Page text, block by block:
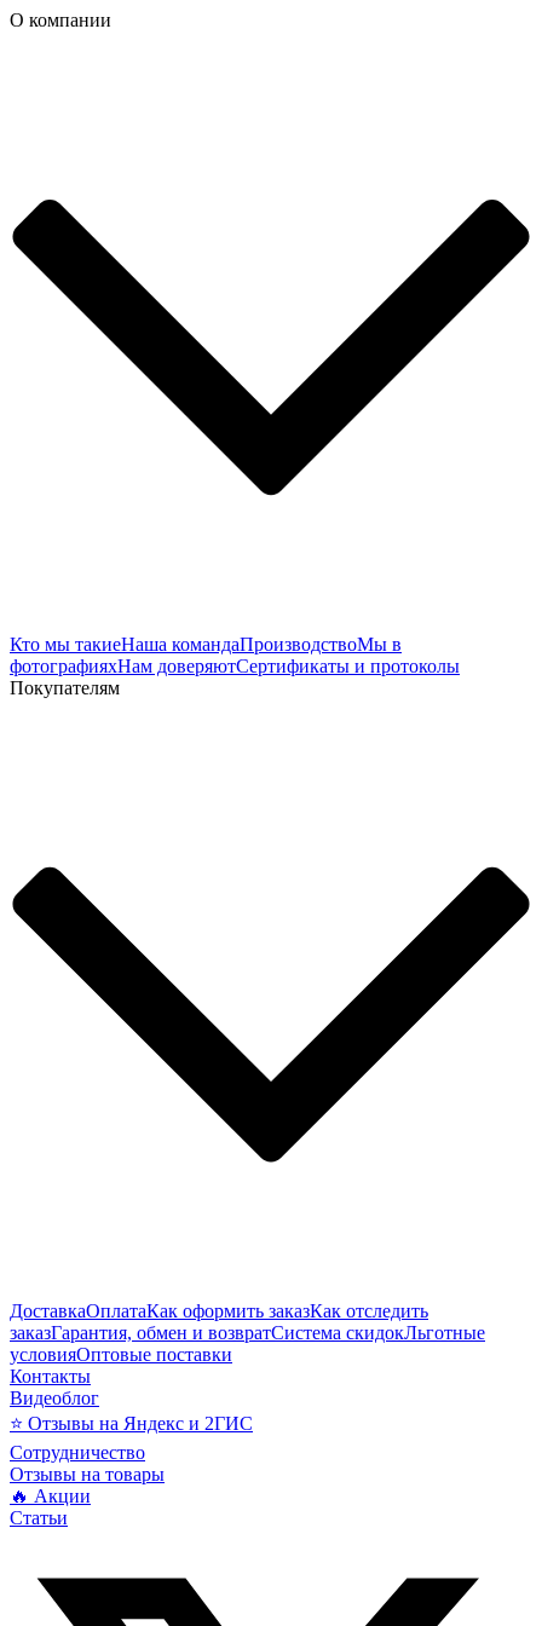
О компании
Кто мы такиеНаша командаПроизводствоМы в
фотографияхНам доверяютСертификаты и протоколы
Покупателям
ДоставкаОплатаКак оформить заказКак отследить
заказГарантия, обмен и возвратСистема скидокЛьготные
условияОптовые поставки
Контакты
Видеоблог
⭐ Отзывы на Яндекс и 2ГИС
Сотрудничество
Отзывы на товары
🔥 Акции
Статьи